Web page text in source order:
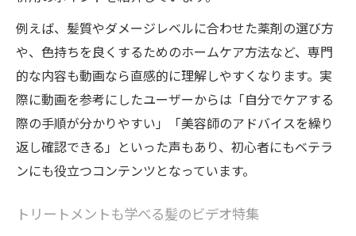
髪質に合うヘアカラー選びのコツを伝授
トリートメント効果を生かす髪カラー術
理想の美髪を叶えるヘアカラー選択法
髪・ヘアカラーで自分らしさを表現する方
法
トリートメントも重視した髪カラーの極意
髪とヘアカラー改善の最新動画解説
例えば、髪質やダメージレベルに合わせた薬剤の選び方
や、色持ちを良くするためのホームケア方法など、専門
的な内容も動画なら直感的に理解しやすくなります。実
際に動画を参考にしたユーザーからは「自分でケアする
際の手順が分かりやすい」「美容師のアドバイスを繰り
返し確認できる」といった声もあり、初心者にもベテラ
ンにも役立つコンテンツとなっています。
トリートメントも学べる髪のビデオ特集